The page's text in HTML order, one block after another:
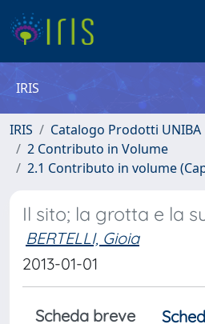
IRIS
IRIS
Catalogo Prodotti UNIBA
2 Contributo in Volume
2.1 Contributo in volume
Il sito; la grotta e la
BERTELLI, Gioia
2013-01-01
Scheda breve